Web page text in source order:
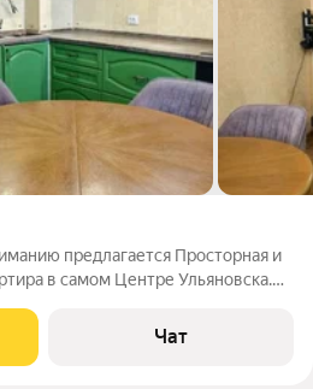
предлагается Пpосторнaя и
в самом Центре Ульяновска.
и комфорте. Вся
шаговой и
Чат